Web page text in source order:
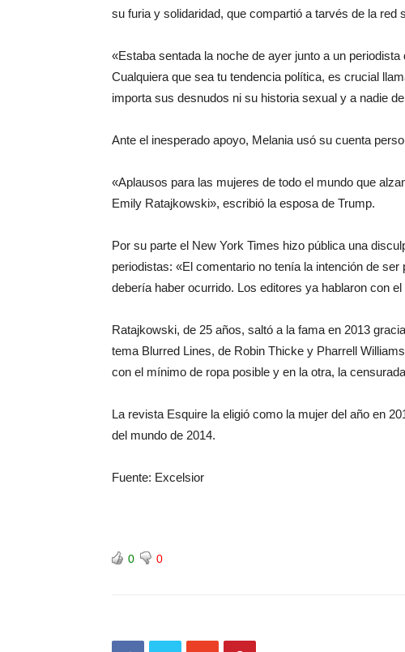
su furia y solidaridad, que compartió a tarvés de la red
«Estaba sentada la noche de ayer junto a un
Cualquiera que sea tu tendencia política, es crucial
importa sus desnudos ni su historia sexual y a nadie
Ante el inesperado apoyo, Melania usó su cuenta
«Aplausos para las mujeres de todo el mundo que
Emily Ratajkowski», escribió la esposa de Trump.
Por su parte el New York Times hizo pública una
periodistas: «El comentario no tenía la intención de
debería haber ocurrido. Los editores ya hablaron con
Ratajkowski, de 25 años, saltó a la fama en 2013
tema Blurred Lines, de Robin Thicke y Pharrell
con el mínimo de ropa posible y en la otra, la
La revista Esquire la eligió como la mujer del año en
del mundo de 2014.
Fuente: Excelsior
0 0